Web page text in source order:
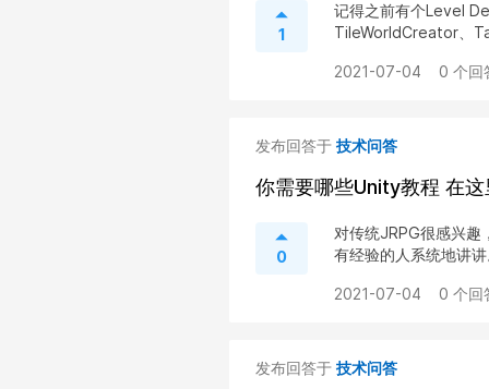
1
记得之前有个Level
TileWorldCreator、
2021-07-04 0 个回
发布回答于 技术问答
你需要哪些Unity教程 在
0
对传统JRPG很感兴趣
有经验的人系统地讲
2021-07-04 0 个回
发布回答于 技术问答